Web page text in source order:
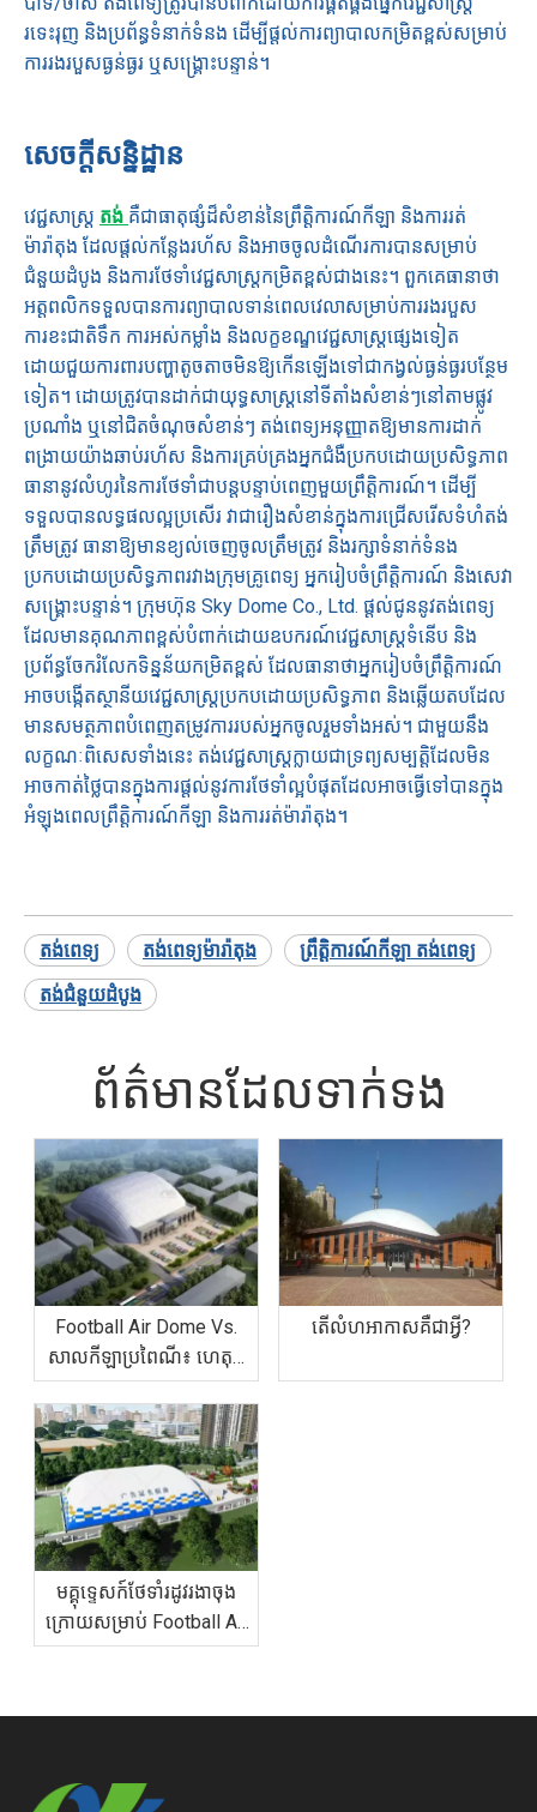
រទេះរុញ និងប្រព័ន្ធទំនាក់ទំនង ដើម្បីផ្តល់ការព្យាបាលកម្រិតខ្ពស់សម្រាប់
ការរងរបួសធ្ងន់ធ្ងរ ឬសង្គ្រោះបន្ទាន់។
សេចក្តីសន្និដ្ឋាន
វេជ្ជសាស្ត្រ តង់ គឺជាធាតុផ្សំដ៏សំខាន់នៃព្រឹត្តិការណ៍កីឡា និងការរត់
ម៉ារ៉ាតុង ដែលផ្តល់កន្លែងរហ័ស និងអាចចូលដំណើរការបានសម្រាប់
ជំនួយដំបូង និងការថែទាំវេជ្ជសាស្រ្តកម្រិតខ្ពស់ជាងនេះ។ ពួកគេធានាថា
អត្តពលិកទទួលបានការព្យាបាលទាន់ពេលវេលាសម្រាប់ការរងរបួស
ការខះជាតិទឹក ការអស់កម្លាំង និងលក្ខខណ្ឌវេជ្ជសាស្ត្រផ្សេងទៀត
ដោយជួយការពារបញ្ហាតូចតាចមិនឱ្យកើនឡើងទៅជាកង្វល់ធ្ងន់ធ្ងរបន្ថែម
ទៀត។ ដោយត្រូវបានដាក់ជាយុទ្ធសាស្ត្រនៅទីតាំងសំខាន់ៗនៅតាមផ្លូវ
ប្រណាំង ឬនៅជិតចំណុចសំខាន់ៗ តង់ពេទ្យអនុញ្ញាតឱ្យមានការដាក់
ពង្រាយយ៉ាងឆាប់រហ័ស និងការគ្រប់គ្រងអ្នកជំងឺប្រកបដោយប្រសិទ្ធភាព
ធានានូវលំហូរនៃការថែទាំជាបន្តបន្ទាប់ពេញមួយព្រឹត្តិការណ៍។ ដើម្បី
ទទួលបានលទ្ធផលល្អប្រសើរ វាជារឿងសំខាន់ក្នុងការជ្រើសរើសទំហំតង់
ត្រឹមត្រូវ ធានាឱ្យមានខ្យល់ចេញចូលត្រឹមត្រូវ និងរក្សាទំនាក់ទំនង
ប្រកបដោយប្រសិទ្ធភាពរវាងក្រុមគ្រូពេទ្យ អ្នករៀបចំព្រឹត្តិការណ៍ និងសេវា
សង្គ្រោះបន្ទាន់។ ក្រុមហ៊ុន Sky Dome Co., Ltd. ផ្តល់ជូននូវតង់ពេទ្យ
ដែលមានគុណភាពខ្ពស់បំពាក់ដោយឧបករណ៍វេជ្ជសាស្ត្រទំនើប និង
ប្រព័ន្ធចែករំលែកទិន្នន័យកម្រិតខ្ពស់ ដែលធានាថាអ្នករៀបចំព្រឹត្តិការណ៍
អាចបង្កើតស្ថានីយវេជ្ជសាស្ត្រប្រកបដោយប្រសិទ្ធភាព និងឆ្លើយតបដែល
មានសមត្ថភាពបំពេញតម្រូវការរបស់អ្នកចូលរួមទាំងអស់។ ជាមួយនឹង
លក្ខណៈពិសេសទាំងនេះ តង់វេជ្ជសាស្រ្តក្លាយជាទ្រព្យសម្បត្តិដែលមិន
អាចកាត់ថ្លៃបានក្នុងការផ្តល់នូវការថែទាំល្អបំផុតដែលអាចធ្វើទៅបានក្នុង
អំឡុងពេលព្រឹត្តិការណ៍កីឡា និងការរត់ម៉ារ៉ាតុង។
តង់ពេទ្យ តង់ពេទ្យម៉ារ៉ាតុង
ព្រឹត្តិការណ៍កីឡា តង់ពេទ្យ
តង់ជំនួយដំបូង
ព័ត៌មានដែលទាក់ទង
Football Air Dome Vs.
សាលកីឡាប្រពៃណី៖ ហេតុអ្វី
បានជា Dome មានតម្លៃ 50%
ជាង
តើលំហអាកាសគឺជាអ្វី?
មគ្គុទ្ទេសក៍ថែទាំរដូវរងាចុង
ក្រោយសម្រាប់ Football Air
Domes: ការគ្រប់គ្រងព្រិល